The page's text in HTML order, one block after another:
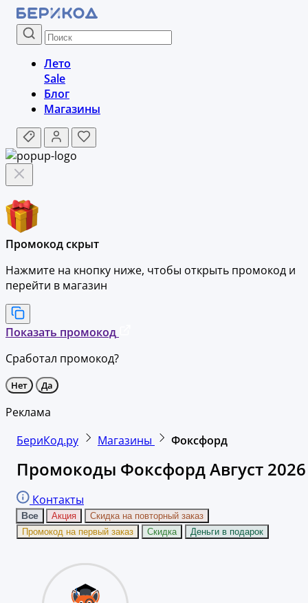
Лето
Sale
Блог
Магазины
Промокод скрыт
Нажмите на кнопку ниже, чтобы открыть промокод и
перейти в магазин
Показать промокод
Сработал промокод?
Нет Да
Реклама
БериКод.ру
Магазины Фоксфорд
Промокоды Фоксфорд Август 2026
Контакты
Все Акция
Скидка на повторный заказ
Промокод на первый заказ
Скидка Деньги в подарок